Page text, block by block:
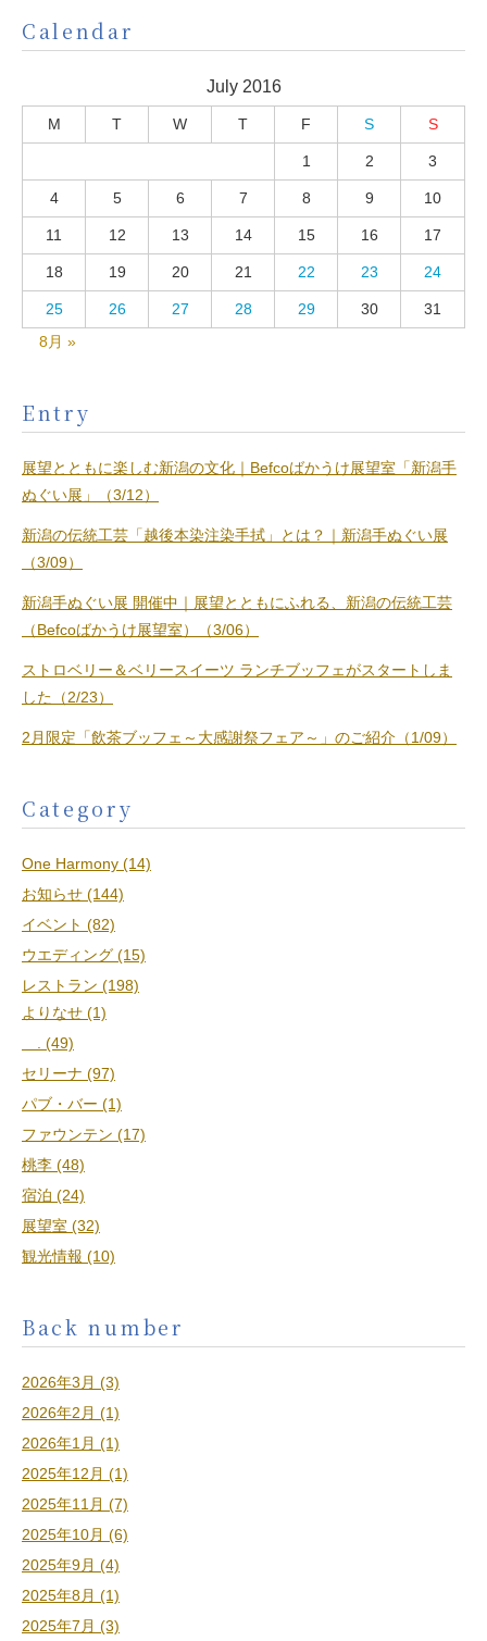
Calendar
July 2016
M T W T F S S
1 2 3
4 5 6 7 8 9 10
11 12 13 14 15 16 17
18 19 20 21 22 23 24
25 26 27 28 29 30
31
8月 »
Entry
展望とともに楽しむ新潟の文化｜Befcoばかうけ展望室「新潟手
ぬぐい展」（3/12）
新潟の伝統工芸「越後本染注染手拭」とは？｜新潟手ぬぐい展
（3/09）
新潟手ぬぐい展 開催中｜展望とともにふれる、新潟の伝統工芸
（Befcoばかうけ展望室）（3/06）
ストロベリー＆ベリースイーツ ランチブッフェがスタートしま
した（2/23）
2月限定「飲茶ブッフェ～大感謝祭フェア～」のご紹介（1/09）
Category
One Harmony (14)
お知らせ (144)
イベント (82)
ウエディング (15)
レストラン (198)
よりなせ (1)
. (49)
セリーナ (97)
パブ・バー (1)
ファウンテン (17)
桃李 (48)
宿泊 (24)
展望室 (32)
観光情報 (10)
Back number
2026年3月 (3)
2026年2月 (1)
2026年1月 (1)
2025年12月 (1)
2025年11月 (7)
2025年10月 (6)
2025年9月 (4)
2025年8月 (1)
2025年7月 (3)